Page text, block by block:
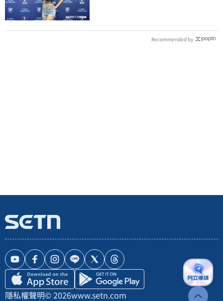
Recommended by
隱私權聲明© 2026www.setn.com